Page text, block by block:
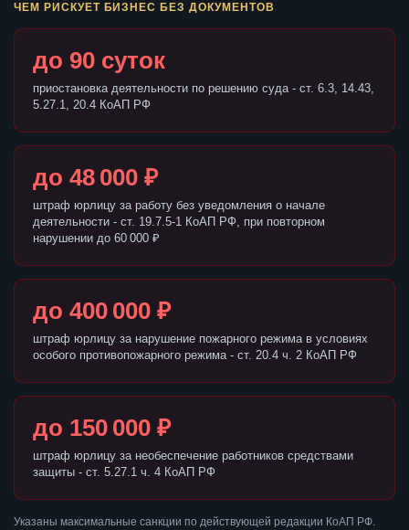
ЧЕМ РИСКУЕТ БИЗНЕС БЕЗ ДОКУМЕНТОВ
до 90 суток
приостановка деятельности по решению суда - ст. 6.3, 14.43,
5.27.1, 20.4 КоАП РФ
до 48 000 ₽
штраф юрлицу за работу без уведомления о начале
деятельности - ст. 19.7.5-1 КоАП РФ, при повторном
нарушении до 60 000 ₽
до 400 000 ₽
штраф юрлицу за нарушение пожарного режима в условиях
особого противопожарного режима - ст. 20.4 ч. 2 КоАП РФ
до 150 000 ₽
штраф юрлицу за необеспечение работников средствами
защиты - ст. 5.27.1 ч. 4 КоАП РФ
Указаны максимальные санкции по действующей редакции КоАП РФ.